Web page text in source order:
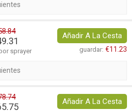
sprayer
Añadir A La Cesta
guardar: €11.23
Añadir A La Cesta